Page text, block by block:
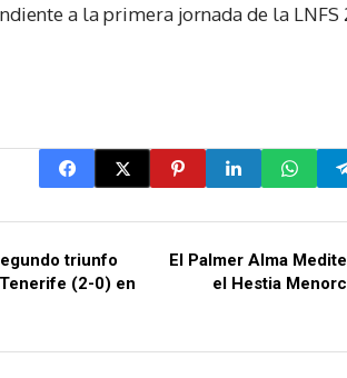
a la primera jornada de la LNFS
triunfo
(2-0) en
El Palmer Alma
el Hestia